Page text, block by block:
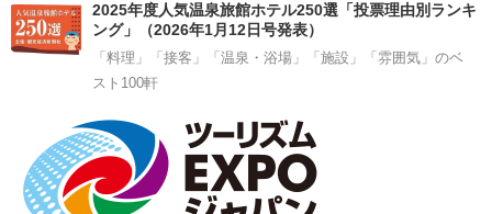
2025年度人気温泉旅館ホテル250選「投票理由別ランキ
ング」（2026年1月12日号発表）
「料理」「接客」「温泉・浴場」「施設」「雰囲気」のベ
スト100軒